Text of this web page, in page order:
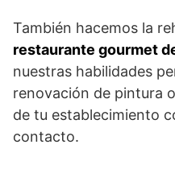
También hacemos la
restaurante gourmet
nuestras habilidades
renovación de pintura
de tu establecimiento
contacto.